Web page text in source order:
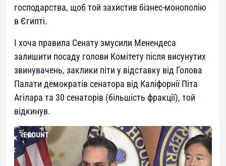
господарства, щоб той захистив бізнес-монополію
в Єгипті.
І хоча правила Сенату змусили Менендеса
залишити посаду голови Комітету після висунутих
звинувачень, заклики піти у відставку від Голова
Палати демократів сенатора від Каліфорнії Піта
Агілара та 30 сенаторів (більшість фракції), той
відкинув.